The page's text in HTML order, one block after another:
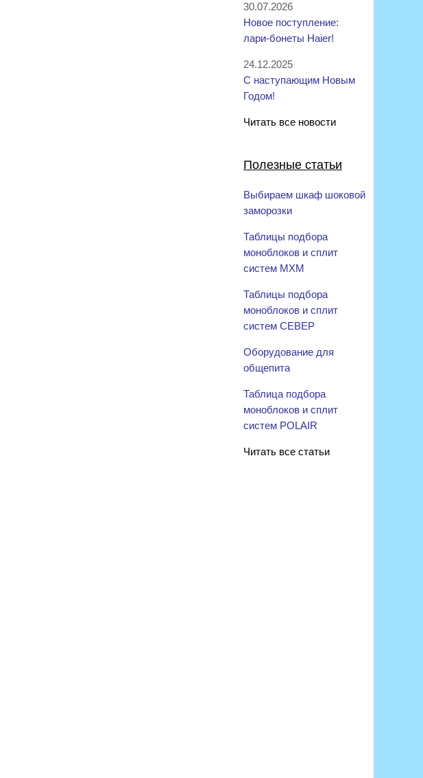
30.07.2026
Новое поступление:
лари-бонеты Haier!
24.12.2025
С наступающим Новым
Годом!
Читать все новости
Полезные статьи
Выбираем шкаф шоковой
заморозки
Таблицы подбора
моноблоков и сплит
систем МХМ
Таблицы подбора
моноблоков и сплит
систем СЕВЕР
Оборудование для
общепита
Таблица подбора
моноблоков и сплит
систем POLAIR
Читать все статьи